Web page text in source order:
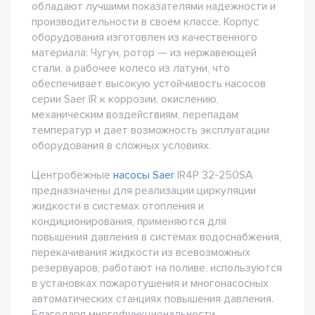
обладают лучшими показателями надежности и
производительности в своем классе. Корпус
оборудования изготовлен из качественного
материала: Чугун, ротор — из нержавеющей
стали, а рабочее колесо из латуни, что
обеспечивает высокую устойчивость насосов
серии Saer IR к коррозии, окислению,
механическим воздействиям, перепадам
температур и дает возможность эксплуатации
оборудования в сложных условиях.
Центробежные насосы Saer IR4P 32-250SA
предназначены для реализации циркуляции
жидкости в системах отопления и
кондиционирования, применяются для
повышения давления в системах водоснабжения,
перекачивания жидкости из всевозможных
резервуаров, работают на поливе, используются
в установках пожаротушения и многонасосных
автоматических станциях повышения давления.